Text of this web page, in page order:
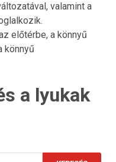
valamint a
előtérbe, a könnyű
könnyű
a lyukak